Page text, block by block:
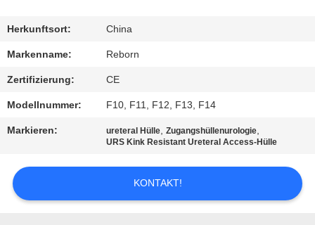
EIN
ZITAT
SITEMAP
PRIVACY
POLICY
Herkunftsort: China
Markenname: Reborn
Zertifizierung: CE
Modellnummer: F10, F11, F12, F13, F14
Markieren: ureteral Hülle,Zugangshüllenurologie,
URS Kink Resistant Ureteral Access-Hülle
KONTAKT!